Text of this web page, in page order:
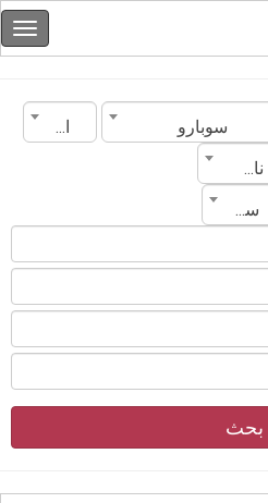
سوبارو
الموديل
ناقل الحركة
سنة الصنع
بحث